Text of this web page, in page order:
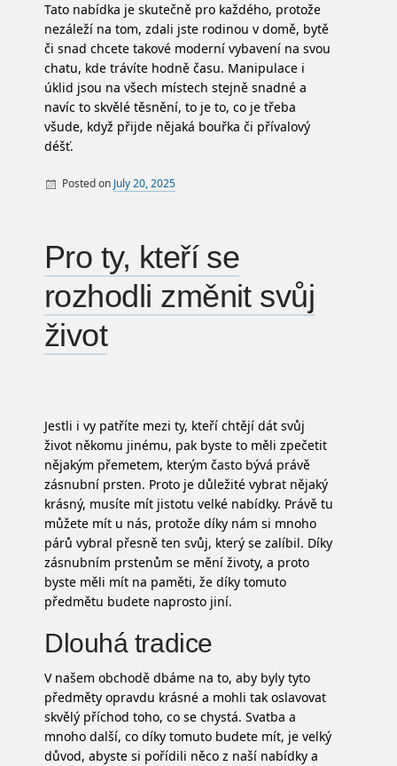
Tato nabídka je skutečně pro každého, protože
nezáleží na tom, zdali jste rodinou v domě, bytě
či snad chcete takové moderní vybavení na svou
chatu, kde trávíte hodně času. Manipulace i
úklid jsou na všech místech stejně snadné a
navíc to skvělé těsnění, to je to, co je třeba
všude, když přijde nějaká bouřka či přívalový
déšť.
Posted on July 20, 2025
Pro ty, kteří se
rozhodli změnit svůj
život
Jestli i vy patříte mezi ty, kteří chtějí dát svůj
život někomu jinému, pak byste to měli zpečetit
nějakým přemetem, kterým často bývá právě
zásnubní prsten. Proto je důležité vybrat nějaký
krásný, musíte mít jistotu velké nabídky. Právě tu
můžete mít u nás, protože díky nám si mnoho
párů vybral přesně ten svůj, který se zalíbil. Díky
zásnubním prstenům se mění životy, a proto
byste měli mít na paměti, že díky tomuto
předmětu budete naprosto jiní.
Dlouhá tradice
V našem obchodě dbáme na to, aby byly tyto
předměty opravdu krásné a mohli tak oslavovat
skvělý příchod toho, co se chystá. Svatba a
mnoho další, co díky tomuto budete mít, je velký
důvod, abyste si pořídili něco z naší nabídky a